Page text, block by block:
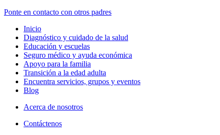
Ponte en contacto con otros padres
Inicio
Diagnóstico y cuidado de la salud
Educación y escuelas
Seguro médico y ayuda económica
Apoyo para la familia
Transición a la edad adulta
Encuentra servicios, grupos y eventos
Blog
Acerca de nosotros
Contáctenos